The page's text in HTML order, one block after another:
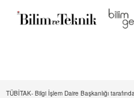
TÜBİTAK- Bilgi İşlem Daire Başkanlığı